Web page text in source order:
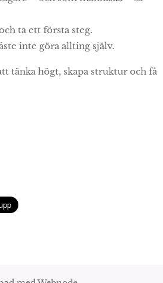
ta ett första steg.
inte göra allting själv.
tänka högt, skapa struktur och få